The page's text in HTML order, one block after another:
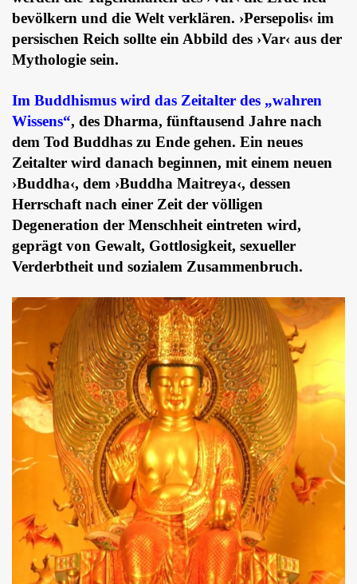
bevölkern und die Welt verklären. ›Persepolis‹ im
persischen Reich sollte ein Abbild des ›Var‹ aus der
Mythologie sein.
Im Buddhismus wird das Zeitalter des „wahren
Wissens“, des Dharma, fünftausend Jahre nach
dem Tod Buddhas zu Ende gehen. Ein neues
Zeitalter wird danach beginnen, mit einem neuen
›Buddha‹, dem ›Buddha Maitreya‹, dessen
Herrschaft nach einer Zeit der völligen
Degeneration der Menschheit eintreten wird,
geprägt von Gewalt, Gottlosigkeit, sexueller
Verderbtheit und sozialem Zusammenbruch.